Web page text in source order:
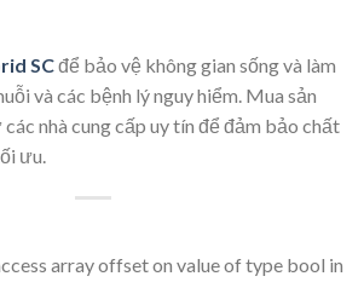
SCđể bảo vệ không gian sống và làm
và các bệnh lý nguy hiểm. Mua sản
nhà cung cấp uy tín để đảm bảo chất
ưu.
array offset on value of type bool in